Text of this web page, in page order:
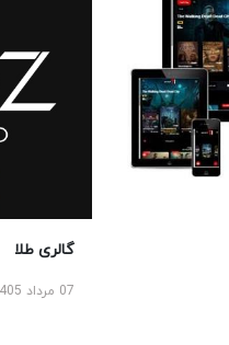
گالری طلا
07 مرداد 1405